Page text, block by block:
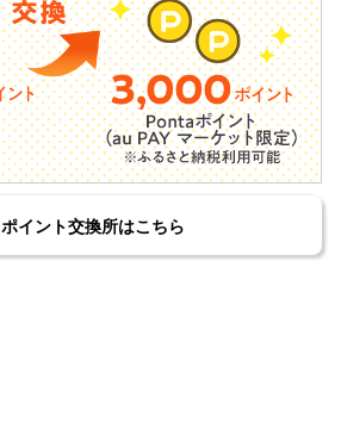
ポイント交換所はこちら